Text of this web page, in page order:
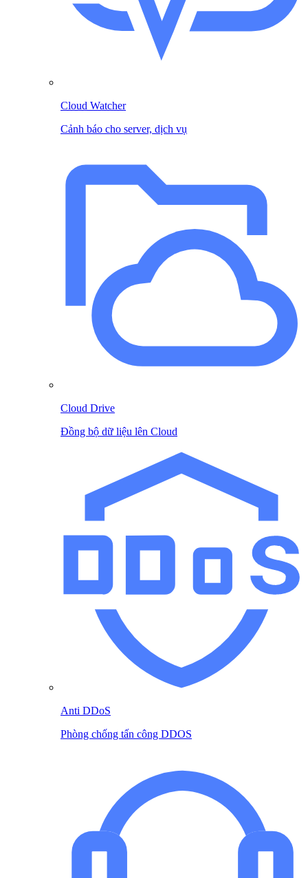
Cloud Watcher
Cảnh báo cho server, dịch vụ
Cloud Drive
Đồng bộ dữ liệu lên Cloud
Anti DDoS
Phòng chống tấn công DDOS